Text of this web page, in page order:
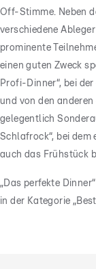
Off-Stimme. Neben
verschiedene
prominente
einen guten Zweck
Profi-Dinner“, bei
und von den
gelegentlich
Schlafrock“, bei dem
auch das Frühstück
„Das perfekte
in der Kategorie